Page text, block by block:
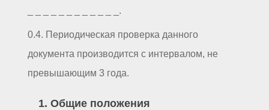
_ _ _ _ _ _ _ _ _ _ _ _.
0.4. Периодическая проверка данного
документа производится с интервалом, не
превышающим 3 года.
1. Общие положения